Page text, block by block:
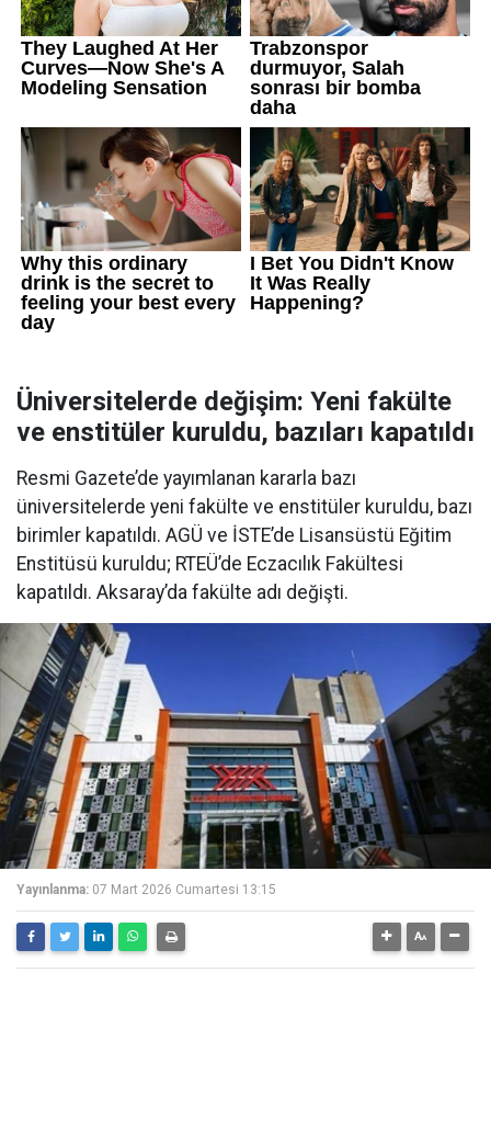
Üniversitelerde değişim: Yeni fakülte
ve enstitüler kuruldu, bazıları kapatıldı
Resmi Gazete’de yayımlanan kararla bazı
üniversitelerde yeni fakülte ve enstitüler kuruldu, bazı
birimler kapatıldı. AGÜ ve İSTE’de Lisansüstü Eğitim
Enstitüsü kuruldu; RTEÜ’de Eczacılık Fakültesi
kapatıldı. Aksaray’da fakülte adı değişti.
Yayınlanma: 07 Mart 2026 Cumartesi 13:15